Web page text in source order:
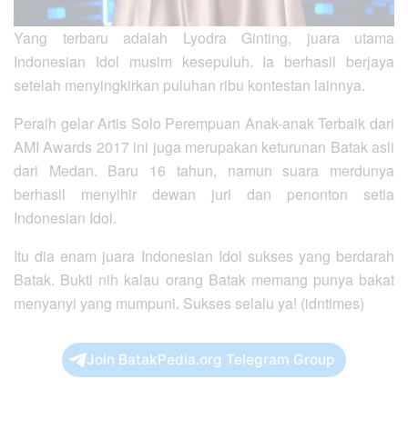
Yang terbaru adalah Lyodra Ginting, juara utama
Indonesian Idol musim kesepuluh. Ia berhasil berjaya
setelah menyingkirkan puluhan ribu kontestan lainnya.
Peraih gelar Artis Solo Perempuan Anak-anak Terbaik dari
AMI Awards 2017 ini juga merupakan keturunan Batak asli
dari Medan. Baru 16 tahun, namun suara merdunya
berhasil menyihir dewan juri dan penonton setia
Indonesian Idol.
Itu dia enam juara Indonesian Idol sukses yang berdarah
Batak. Bukti nih kalau orang Batak memang punya bakat
menyanyi yang mumpuni. Sukses selalu ya! (idntimes)
Join BatakPedia.org Telegram Group